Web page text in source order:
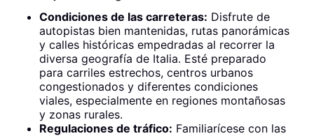
Condiciones de las carreteras: Disfrute de
autopistas bien mantenidas, rutas panorámicas
y calles históricas empedradas al recorrer la
diversa geografía de Italia. Esté preparado
para carriles estrechos, centros urbanos
congestionados y diferentes condiciones
viales, especialmente en regiones montañosas
y zonas rurales.
Regulaciones de tráfico: Familiarícese con las